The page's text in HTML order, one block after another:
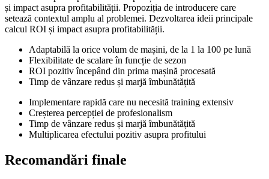
și impact asupra profitabilității. Propoziția de introducere care
setează contextul amplu al problemei. Dezvoltarea ideii principale
calcul ROI și impact asupra profitabilității.
Adaptabilă la orice volum de mașini, de la 1 la 100 pe lună
Flexibilitate de scalare în funcție de sezon
ROI pozitiv începând din prima mașină procesată
Timp de vânzare redus și marjă îmbunătățită
Implementare rapidă care nu necesită training extensiv
Creșterea percepției de profesionalism
Timp de vânzare redus și marjă îmbunătățită
Multiplicarea efectului pozitiv asupra profitului
Recomandări finale